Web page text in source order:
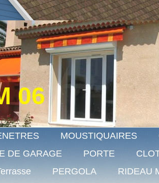
06
MOUSTIQUAIRES
DE GARAGE PORTE
PERGOLA RIDEAU